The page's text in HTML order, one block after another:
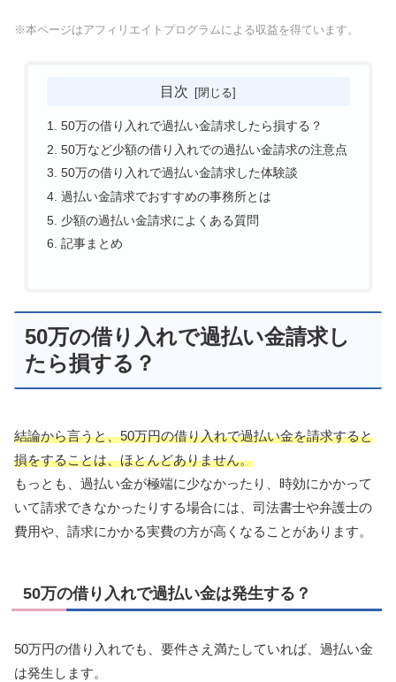
※本ページはアフィリエイトプログラムによる収益を得ています。
目次
50万の借り入れで過払い金請求したら損する？
50万など少額の借り入れでの過払い金請求の注意点
50万の借り入れで過払い金請求した体験談
過払い金請求でおすすめの事務所とは
少額の過払い金請求によくある質問
記事まとめ
50万の借り入れで過払い金請求し
たら損する？
結論から言うと、50万円の借り入れで過払い金を請求すると
損をすることは、ほとんどありません。
もっとも、過払い金が極端に少なかったり、時効にかかって
いて請求できなかったりする場合には、司法書士や弁護士の
費用や、請求にかかる実費の方が高くなることがあります。
50万の借り入れで過払い金は発生する？
50万円の借り入れでも、要件さえ満たしていれば、過払い金
は発生します。